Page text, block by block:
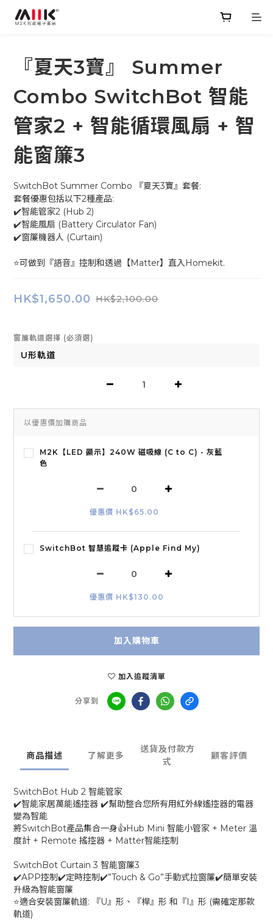
『夏天3寶』 Summer
Combo SwitchBot 智能
管家2 + 智能循環風扇 + 智
能窗簾3
SwitchBot Summer Combo 『夏天3寶』套餐:
套餐優惠包括以下2種產品:
✔️智能管家2 (Hub 2)
✔️智能風扇 (Battery Circulator Fan)
✔️窗簾機器人 (Curtain)
⭐可做到『語音』控制和透過【Matter】直入Homekit.
HK$1,650.00 HK$2,100.00
窗簾軌道選擇 (必須選)
以優惠價加購商品
M2K【LED 顯示】240W 磁吸線 (C to C) - 灰藍
色
優惠價 HK$65.00
SwitchBot 智慧追蹤卡 (Apple Find My)
優惠價 HK$130.00
加入購物車
加入追蹤清單
分享到
商品描述 了解更多
送貨及付款方
式
顧客評價
SwitchBot Hub 2 智能管家
✔️智能家居萬能遙控器 ✔️幫助整合您所有用紅外線遙控器的電器
變為智能
將SwitchBot產品集合一身👍Hub Mini 智能小管家 + Meter 溫
度計 + Remote 搖控器 + Matter智能控制
SwitchBot Curtain 3 智能窗簾3
✔️APP控制✔️定時控制✔️”Touch & Go”手動式拉窗簾✔️簡單安裝
升級為智能窗簾
⭐適合安裝窗簾軌道: 『U』形、『桿』形 和『I』形 (需確定那款
軌道)